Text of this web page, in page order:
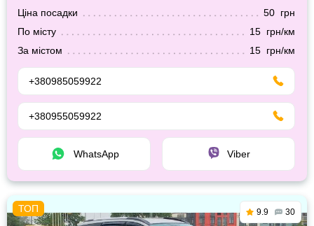
Ціна посадки
50 грн
По місту
15 грн/км
За містом
15 грн/км
+380985059922
+380955059922
WhatsApp Viber
9.9 30